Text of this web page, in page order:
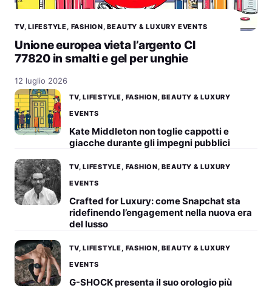
TV, LIFESTYLE, FASHION, BEAUTY & LUXURY EVENTS
Unione europea vieta l’argento CI
77820 in smalti e gel per unghie
12 luglio 2026
TV, LIFESTYLE, FASHION, BEAUTY & LUXURY
EVENTS
Kate Middleton non toglie cappotti e
giacche durante gli impegni pubblici
TV, LIFESTYLE, FASHION, BEAUTY & LUXURY
EVENTS
Crafted for Luxury: come Snapchat sta
ridefinendo l’engagement nella nuova era
del lusso
TV, LIFESTYLE, FASHION, BEAUTY & LUXURY
EVENTS
G-SHOCK presenta il suo orologio più